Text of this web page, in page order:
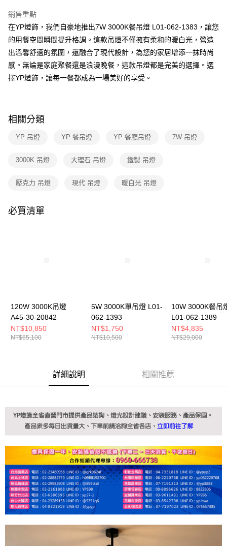
全盈+PAY
AFTEE先享後付
相關說明
【關於「AFTEE先享後付」】
AFTEE先享後付是「在收到商品之後才付款」的支付方式。 讓您購物簡單
便利好安心！
１．於結帳方式選擇「AFTEE先享後付」後，將跳轉至「AFTEE先享後付」
２．訂單成立數日內，您將收到繳費通知簡訊。
３．收到繳費通知簡訊後14天內，點擊此簡訊中的連結，可透過四大超商／
※ 請注意：結帳手續完成當下不需立刻繳費，但若您需要取消訂單，請聯絡
※ 交易是否成功請以「AFTEE先享後付 」之結帳頁面顯示為準，若有關於
３．未成年的使用者請事先徵得法定代理人或監護人之同意方可使用
「AFTEE先享後付」，若未經同意申辦者引起之損失，本公司不負相關責
任。
４．使用「AFTEE先享後付」時，將依據個別帳號之用戶狀況，依本公司即
時審查核予不同之上限額度；若仍有額度不足之情形，本公司將視審查結果
新竹貨運宅配
銷售重點
在YP燈飾，我們自豪地推出7W 3000K餐吊燈 L01-062-1383，讓您
的用餐空間瞬間提升格調。這款吊燈不僅擁有柔和的暖白光，營造
出溫馨舒適的氛圍，還融合了現代設計，為您的家居增添一抹時尚
感。無論是家庭聚餐還是浪漫晚餐，這款吊燈都是完美的選擇。選
擇YP燈飾，讓每一餐都成為一場美好的享受。
相關分類
YP 吊燈 YP 餐吊燈 YP 餐廳吊燈 7W 吊燈
3000K 吊燈 大理石 吊燈 鐵製 吊燈
壓克力 吊燈 現代 吊燈 暖白光 吊燈
必買清單
120W 3000K吊燈
A45-30-20842
NT$10,850
NT$65,100
5W 3000K單吊燈 L01-
062-1393
NT$1,750
NT$10,500
10W 3000K餐吊
L01-062-1389
NT$4,835
NT$29,000
詳細說明 相關推薦